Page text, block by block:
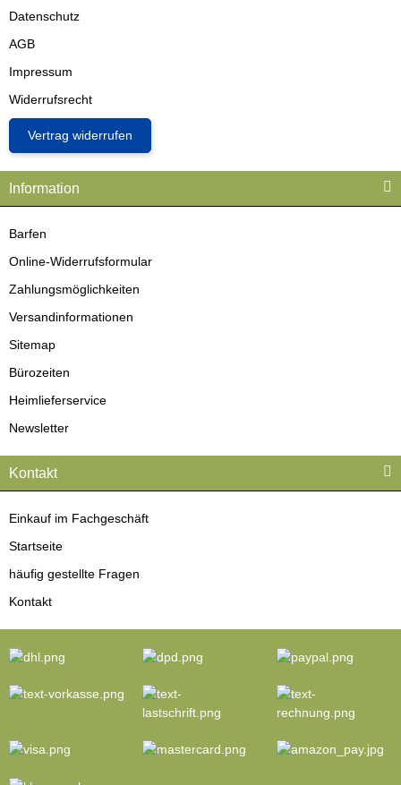
Datenschutz
AGB
Impressum
Widerrufsrecht
Vertrag widerrufen
Information
Barfen
Online-Widerrufsformular
Zahlungsmöglichkeiten
Versandinformationen
Sitemap
Bürozeiten
Heimlieferservice
Newsletter
Kontakt
Einkauf im Fachgeschäft
Startseite
häufig gestellte Fragen
Kontakt